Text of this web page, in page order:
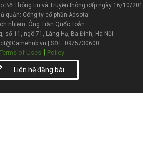
Bộ Thông tin và Truyền thông cấp ngày 16/10/
quản: Công ty cổ phần Adsota.
nhiệm: Ông Trần Quốc Toản.
số 11, ngõ 71, Láng Hạ, Ba Đình, Hà Nội.
| SĐT: 0975730600
Terms of Uses | Policy
Liên hệ đăng bài